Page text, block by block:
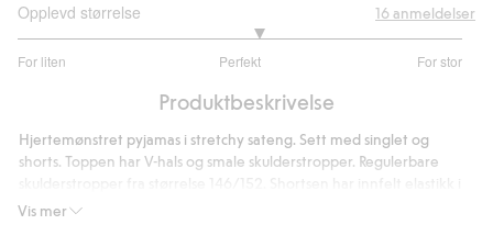
Opplevd størrelse
For liten Perfekt For stor
av
12
stemmer
16 anmeldelser
Produktbeskrivelse
Vis mer
Hjertemønstret pyjamas i stretchy sateng. Sett med singlet og
shorts. Toppen har V-hals og smale skulderstropper. Regulerbare
midjen.